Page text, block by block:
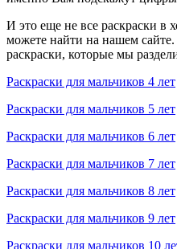
И это еще не все раскраски в
можете найти на нашем
раскраски, которые мы
Раскраски для мальчиков 4 лет
Раскраски для мальчиков 5 лет
Раскраски для мальчиков 6 лет
Раскраски для мальчиков 7 лет
Раскраски для мальчиков 8 лет
Раскраски для мальчиков 9 лет
Раскраски для мальчиков 10